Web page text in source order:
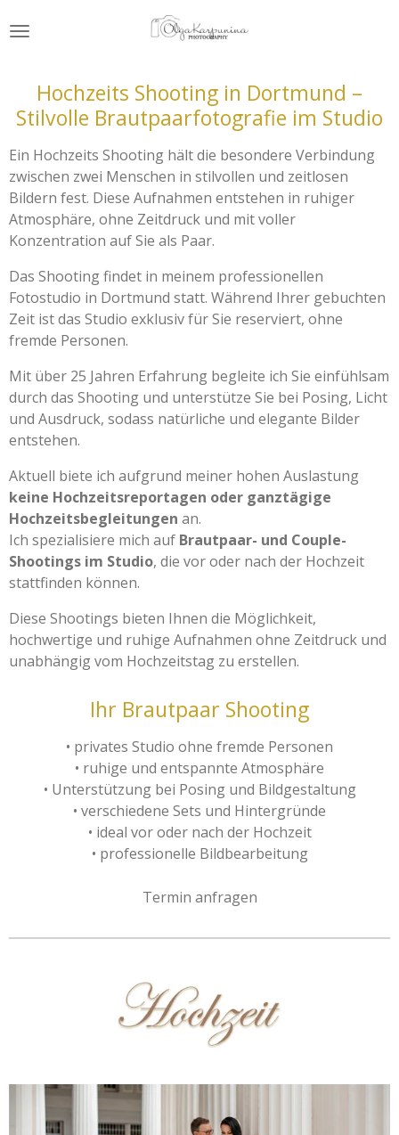
Hauptinhalt
Hochzeits Shooting in Dortmund –
Stilvolle Brautpaarfotografie im Studio
Ein Hochzeits Shooting hält die besondere Verbindung
zwischen zwei Menschen in stilvollen und zeitlosen
Bildern fest. Diese Aufnahmen entstehen in ruhiger
Atmosphäre, ohne Zeitdruck und mit voller
Konzentration auf Sie als Paar.
Das Shooting findet in meinem professionellen
Fotostudio in Dortmund statt. Während Ihrer gebuchten
Zeit ist das Studio exklusiv für Sie reserviert, ohne
fremde Personen.
Mit über 25 Jahren Erfahrung begleite ich Sie einfühlsam
durch das Shooting und unterstütze Sie bei Posing, Licht
und Ausdruck, sodass natürliche und elegante Bilder
entstehen.
Aktuell biete ich aufgrund meiner hohen Auslastung
keine Hochzeitsreportagen oder ganztägige
Hochzeitsbegleitungen an.
Ich spezialisiere mich auf Brautpaar- und Couple-
Shootings im Studio, die vor oder nach der Hochzeit
stattfinden können.
Diese Shootings bieten Ihnen die Möglichkeit,
hochwertige und ruhige Aufnahmen ohne Zeitdruck und
unabhängig vom Hochzeitstag zu erstellen.
Ihr Brautpaar Shooting
• privates Studio ohne fremde Personen
• ruhige und entspannte Atmosphäre
• Unterstützung bei Posing und Bildgestaltung
• verschiedene Sets und Hintergründe
• ideal vor oder nach der Hochzeit
• professionelle Bildbearbeitung
Termin anfragen